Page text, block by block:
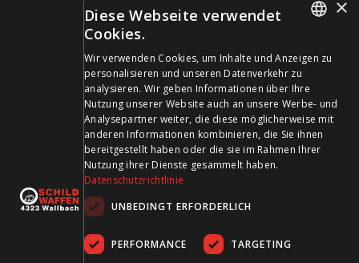
+41 61 861 14 27
+41 61 861 14 01
info@schildwaffen.ch
Zahlungsmittel
Besuchen Sie uns in den Sozialen Medien und bleiben Sie
auf dem Laufenden!
FRENCH
×
Diese Webseite verwendet
Cookies.
Wir verwenden Cookies, um Inhalte und Anzeigen zu
personalisieren und unseren Datenverkehr zu
analysieren. Wir geben Informationen über Ihre
Nutzung unserer Website auch an unsere Werbe- und
Analysepartner weiter, die diese möglicherweise mit
anderen Informationen kombinieren, die Sie ihnen
bereitgestellt haben oder die sie im Rahmen Ihrer
Nutzung ihrer Dienste gesammelt haben.
Datenschutzrichtlinie
UNBEDINGT ERFORDERLICH
PERFORMANCE TARGETING